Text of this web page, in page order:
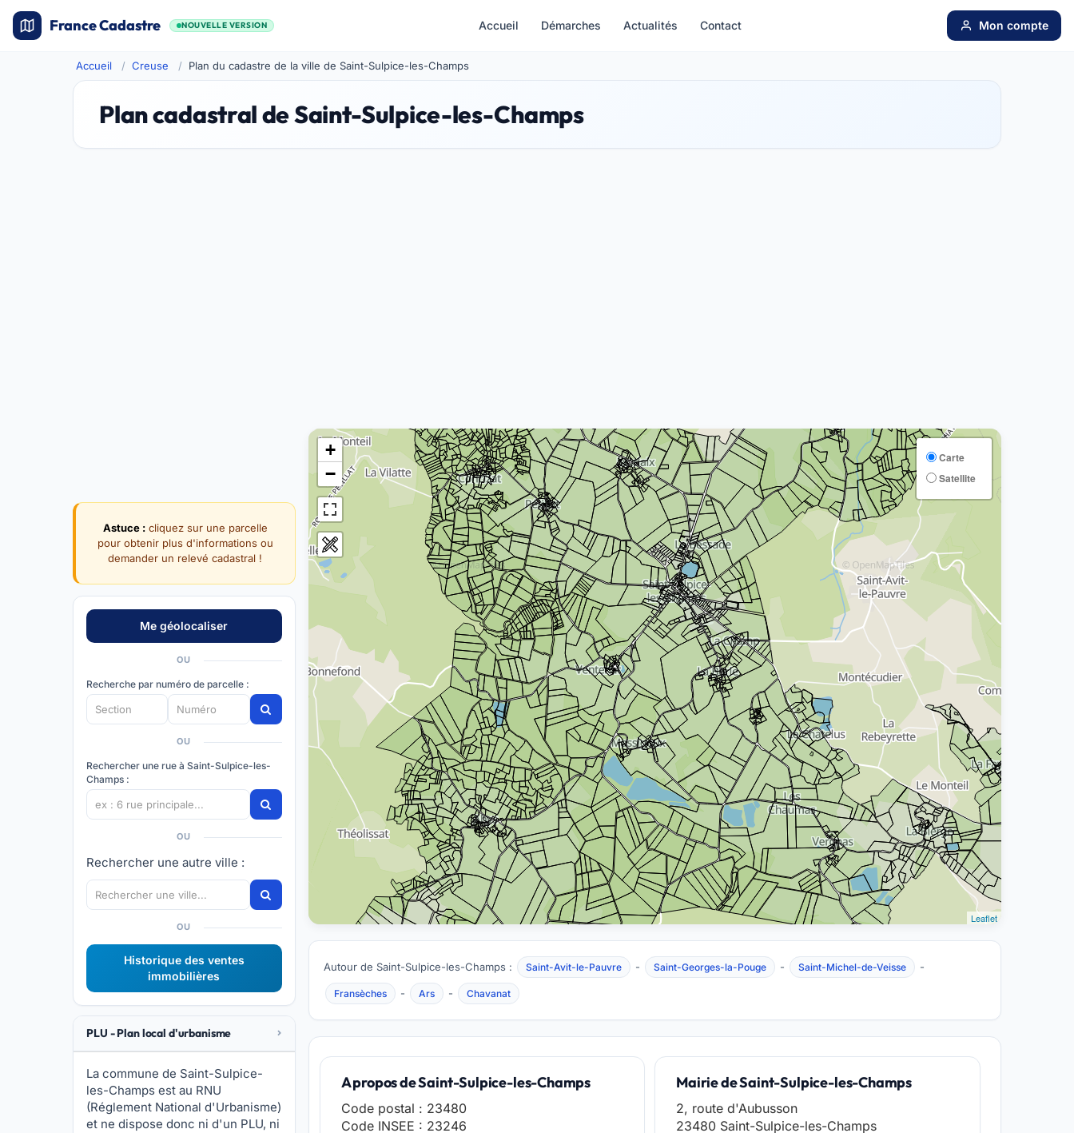
France Cadastre NOUVELLE VERSION Accueil Démarches Actualités Contact Mon compte
Accueil Creuse Plan du cadastre de la ville de Saint-Sulpice-les-Champs
Plan cadastral de Saint-Sulpice-les-Champs
Astuce :cliquez sur une parcelle
pour obtenir plus d'informations ou
demander un relevé cadastral !
OU
Recherche par numéro de parcelle :
OU
Rechercher une rue à Saint-Sulpice-les-
Champs :
OU
Rechercher une autre ville :
OU
Historique des ventes
immobilières
PLU - Plan local d'urbanisme
La commune de Saint-Sulpice-
les-Champs est au RNU
(Réglement National d'Urbanisme)
et ne dispose donc ni d'un PLU, ni
+
−
Carte
Satellite
Leaflet
Autour de Saint-Sulpice-les-Champs : Saint-Avit-le-Pauvre - Saint-Georges-la-Pouge - Saint-Michel-de-Veisse -
Fransèches - Ars - Chavanat
A propos de Saint-Sulpice-les-Champs
Code postal : 23480
Code INSEE : 23246
Mairie de Saint-Sulpice-les-Champs
2, route d'Aubusson
23480 Saint-Sulpice-les-Champs